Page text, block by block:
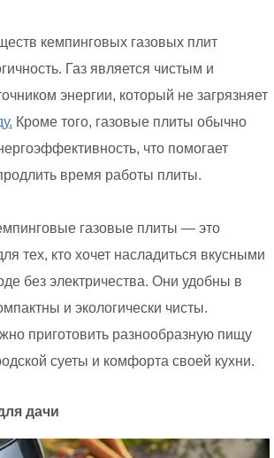
кемпинговых газовых плит
Газ является чистым и
энергии, который не загрязняет
Кроме того, газовые плиты обычно
что помогает
время работы плиты.
газовые плиты — это
тех, кто хочет насладиться вкусными
без электричества. Они удобны в
и экологически чисты.
приготовить разнообразную пищу
суеты и комфорта своей кухни.
дачи